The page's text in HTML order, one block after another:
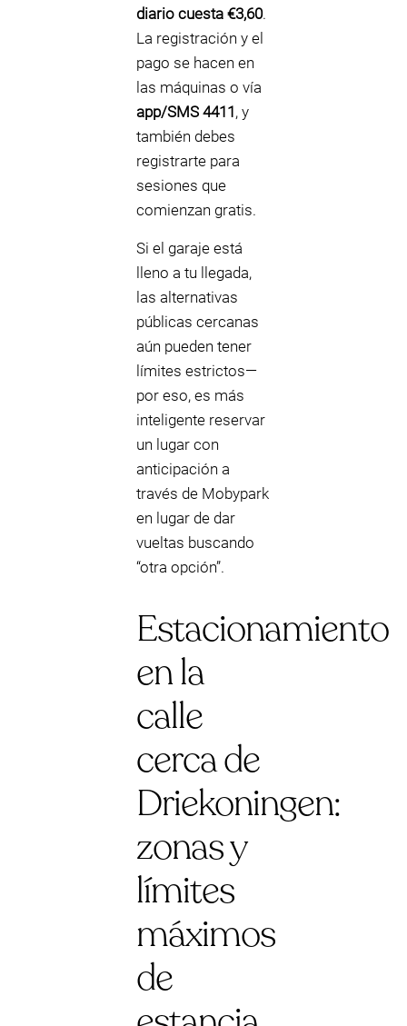
diario cuesta €3,60.
La registración y el
pago se hacen en
las máquinas o vía
app/SMS 4411, y
también debes
registrarte para
sesiones que
comienzan gratis.
Si el garaje está
lleno a tu llegada,
las alternativas
públicas cercanas
aún pueden tener
límites estrictos—
por eso, es más
inteligente reservar
un lugar con
anticipación a
través de Mobypark
en lugar de dar
vueltas buscando
“otra opción”.
Estacionamiento
en la
calle
cerca de
Driekoningen:
zonas y
límites
máximos
de